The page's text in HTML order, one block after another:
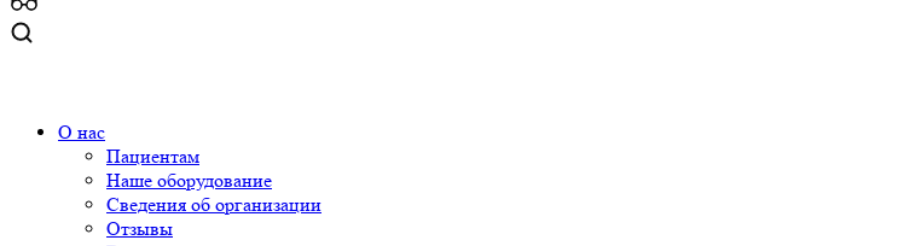
О нас
Пациентам
Наше оборудование
Сведения об организации
Отзывы